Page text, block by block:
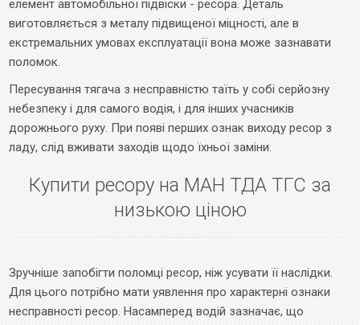
елемент автомобільної підвіски - ресора. Деталь
виготовляється з металу підвищеної міцності, але в
екстремальних умовах експлуатації вона може зазнавати
поломок.
Пересування тягача з несправністю таїть у собі серйозну
небезпеку і для самого водія, і для інших учасників
дорожнього руху. При появі перших ознак виходу ресор з
ладу, слід вживати заходів щодо їхньої заміни.
Купити ресору на МАН ТДА ТГС за
низькою ціною
Зручніше запобігти поломці ресор, ніж усувати її наслідки.
Для цього потрібно мати уявлення про характерні ознаки
несправності ресор. Насамперед водій зазначає, що